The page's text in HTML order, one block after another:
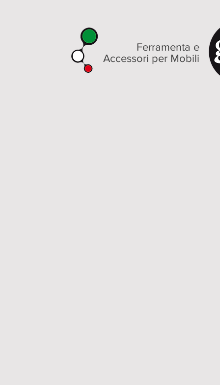
Ferramenta e
Accessori per Mobili